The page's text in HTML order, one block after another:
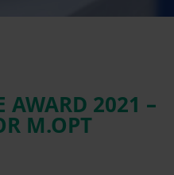
AWARD 2021 –
M.OPT